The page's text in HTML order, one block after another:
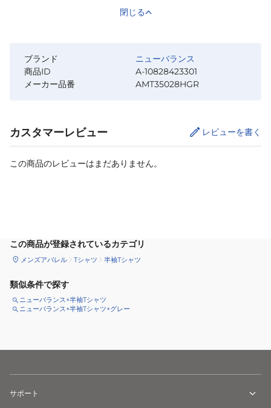
閉じる
ブランド
ニューバランス
商品ID
A-10828423301
メーカー品番
AMT35028HGR
カスタマーレビュー レビューを書く
この商品のレビューはまだありません。
この商品が登録されているカテゴリ
メンズアパレル Tシャツ 半袖Tシャツ
類似条件で探す
ニューバランス×半袖Tシャツ
ニューバランス×半袖Tシャツ×グレー
サポート